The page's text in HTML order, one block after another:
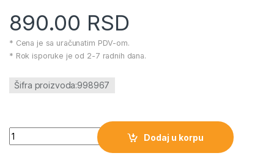
890.00 RSD
* Cena je sa uračunatim PDV-om.
* Rok isporuke je od 2-7 radnih dana.
Šifra proizvoda:998967
998967 Lutka količina
Dodaj u korpu